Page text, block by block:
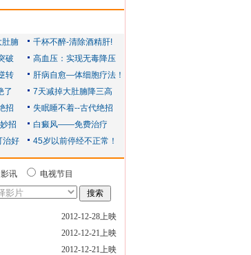
影讯 电视节目
2012-12-28上映
2012-12-21上映
2012-12-21上映